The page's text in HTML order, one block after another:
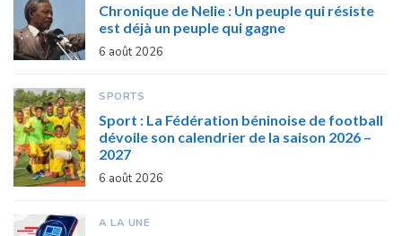
Chronique de Nelie : Un peuple qui résiste
est déjà un peuple qui gagne
6 août 2026
SPORTS
Sport : La Fédération béninoise de football
dévoile son calendrier de la saison 2026 –
2027
6 août 2026
A LA UNE